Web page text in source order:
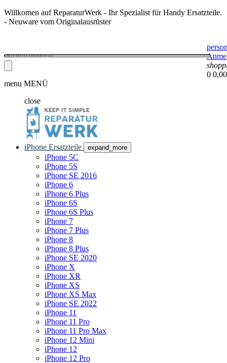
Willkomen auf ReparaturWerk - Ihr Spezialist für Handy Ersatzteile.
- Neuware vom Originalausrüster
0
menu MENÜ
close
iPhone Ersatzteile expand_more
iPhone 5C
iPhone 5S
iPhone SE 2016
iPhone 6
iPhone 6 Plus
iPhone 6S
iPhone 6S Plus
iPhone 7
iPhone 7 Plus
iPhone 8
iPhone 8 Plus
iPhone SE 2020
iPhone X
iPhone XR
iPhone XS
iPhone XS Max
iPhone SE 2022
iPhone 11
iPhone 11 Pro
iPhone 11 Pro Max
iPhone 12 Mini
iPhone 12
iPhone 12 Pro